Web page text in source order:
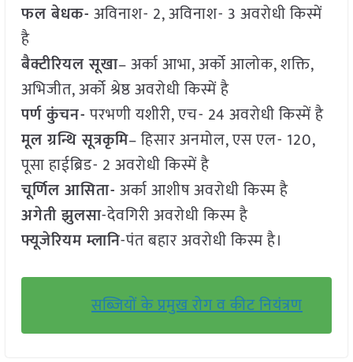
फल बेधक- अविनाश- 2, अविनाश- 3 अवरोधी किस्में
है
बैक्टीरियल सूखा– अर्का आभा, अर्को आलोक, शक्ति,
अभिजीत, अर्को श्रेष्ठ अवरोधी किस्में है
पर्ण कुंचन-परभणी यशीरी, एच- 24 अवरोधी किस्में है
मूल ग्रन्थि सूत्रकृमि– हिसार अनमोल, एस एल- 120,
पूसा हाईब्रिड- 2 अवरोधी किस्में है
चूर्णिल आसिता- अर्का आशीष अवरोधी किस्म है
अगेती झुलसा-देवगिरी अवरोधी किस्म है
फ्यूजेरियम म्लानि-पंत बहार अवरोधी किस्म है।
सब्जियों के प्रमुख रोग व कीट नियंत्रण